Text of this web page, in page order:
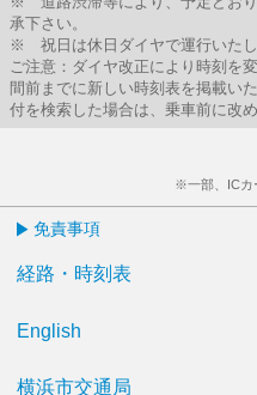
承下さい。
※ 祝日は休日ダイヤで運行いたし
ご注意：ダイヤ改正により時刻を
間前までに新しい時刻表を掲載い
付を検索した場合は、乗車前に改
※一部、ICカ
免責事項
経路・時刻表
English
横浜市交通局